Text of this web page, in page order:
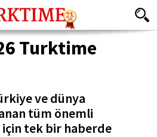
Turktime
ve dünya
tüm önemli
tek bir haberde